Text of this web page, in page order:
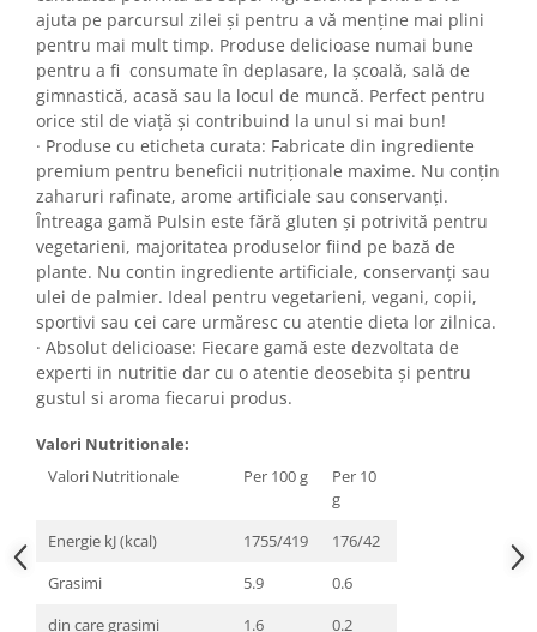
ajuta pe parcursul zilei și pentru a vă menține mai plini
pentru mai mult timp. Produse delicioase numai bune
pentru a fi consumate în deplasare, la școală, sală de
gimnastică, acasă sau la locul de muncă. Perfect pentru
orice stil de viață și contribuind la unul si mai bun!
· Produse cu eticheta curata: Fabricate din ingrediente
premium pentru beneficii nutriționale maxime. Nu conțin
zaharuri rafinate, arome artificiale sau conservanți.
Întreaga gamă Pulsin este fără gluten și potrivită pentru
vegetarieni, majoritatea produselor fiind pe bază de
plante. Nu contin ingrediente artificiale, conservanți sau
ulei de palmier. Ideal pentru vegetarieni, vegani, copii,
sportivi sau cei care urmăresc cu atentie dieta lor zilnica.
· Absolut delicioase: Fiecare gamă este dezvoltata de
experti in nutritie dar cu o atentie deosebita și pentru
gustul si aroma fiecarui produs.
Valori Nutritionale:
Valori Nutritionale
Per 100 g
Per 10
g
Energie kJ (kcal)
1755/419
176/42
Grasimi
5.9
0.6
din care grasimi
1.6 0.2